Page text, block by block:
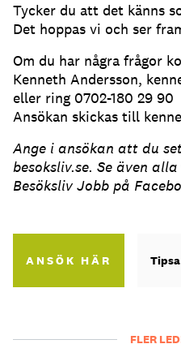
Tycker du att det känns
Det hoppas vi och ser
Om du har några frågor
Kenneth Andersson,
eller ring 0702-180 29 90
Ansökan skickas till
Ange i ansökan att du
besoksliv.se. Se även
Besöksliv Jobb på
ANSÖK HÄR
FLER